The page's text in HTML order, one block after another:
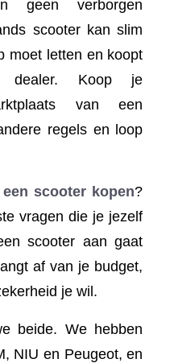
geen verborgen
scooter kan slim
moet letten en koopt
dealer. Koop je
van een
regels en loop
scooter kopen?
vragen die je jezelf
scooter aan gaat
af van je budget,
je wil.
beide. We hebben
NIU en Peugeot, en